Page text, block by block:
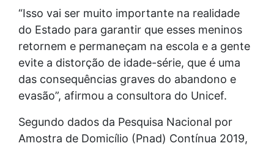
“Isso vai ser muito importante na realidade
do Estado para garantir que esses meninos
retornem e permaneçam na escola e a gente
evite a distorção de idade-série, que é uma
das consequências graves do abandono e
evasão”, afirmou a consultora do Unicef.
Segundo dados da Pesquisa Nacional por
Amostra de Domicílio (Pnad) Contínua 2019,